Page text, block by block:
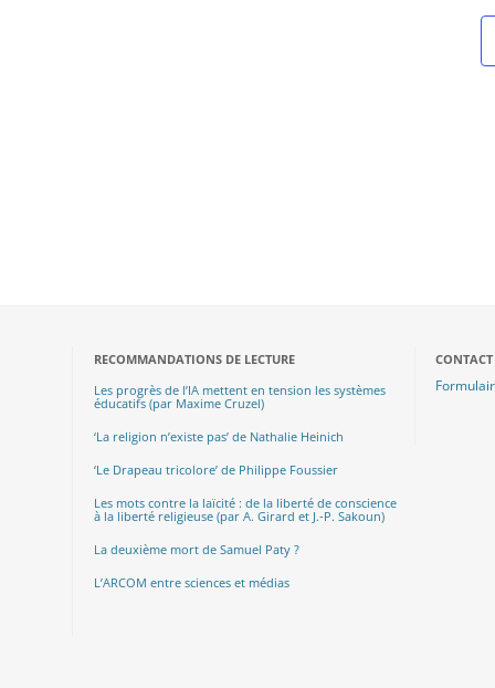
RECOMMANDATIONS DE LECTURE
Les progrès de l’IA mettent en tension les systèmes
éducatifs (par Maxime Cruzel)
‘La religion n’existe pas’ de Nathalie Heinich
‘Le Drapeau tricolore’ de Philippe Foussier
Les mots contre la laïcité : de la liberté de conscience
à la liberté religieuse (par A. Girard et J.-P. Sakoun)
La deuxième mort de Samuel Paty ?
L’ARCOM entre sciences et médias
CONTACT